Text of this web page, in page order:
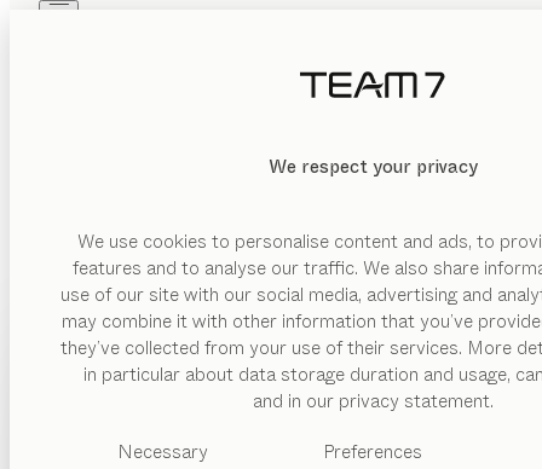
We respect your privacy
We use cookies to personalise content and ads, to
features and to analyse our traffic. We also share
use of our site with our social media, advertising and
may combine it with other information that you’ve
they’ve collected from your use of their services. More
in particular about data storage duration and usage,
and in our privacy statement.
Necessary
Preferences
Tables
PRODUITS
QUI SOMMES-NOUS